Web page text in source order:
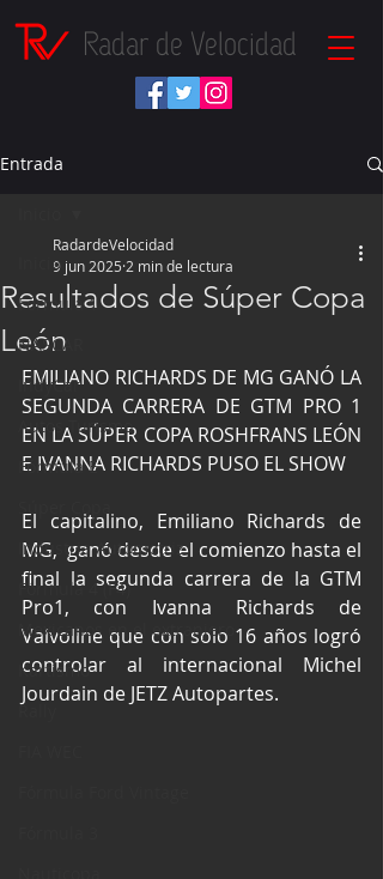
Radar de Velocidad
Entrada
Inicio
Fórmula 1
NASCAR
IndyCar
Autos Turismo
Fórmula E
Industria Automotriz
Fórmula 4 (F4)
Mexicanos en el extranjero
Kartismo
Rally
Resultados de Súper Copa
León
RadardeVelocidad
9 jun 2025 2 min de lectura
EMILIANO RICHARDS DE MG GANÓ LA
SEGUNDA CARRERA DE GTM PRO 1
EN LA SÚPER COPA ROSHFRANS LEÓN
E IVANNA RICHARDS PUSO EL SHOW
El capitalino, Emiliano Richards de
MG,  ganó desde el comienzo hasta el
final la segunda carrera de la GTM
Pro1, con Ivanna Richards de
Valvoline que con solo 16 años logró
controlar al internacional Michel
Jourdain de JETZ Autopartes.